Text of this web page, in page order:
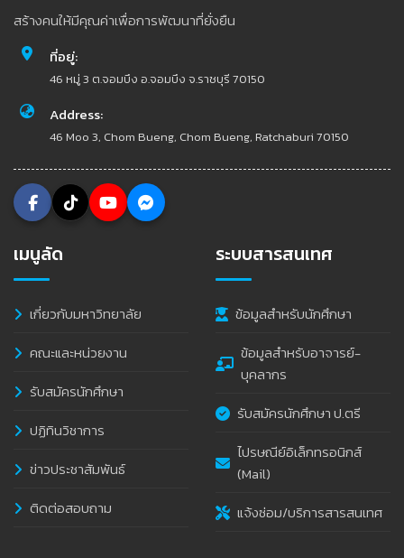
สร้างคนให้มีคุณค่าเพื่อการพัฒนาที่ยั่งยืน
ที่อยู่:
46 หมู่ 3 ต.จอมบึง อ.จอมบึง จ.ราชบุรี 70150
Address:
46 Moo 3, Chom Bueng, Chom Bueng, Ratchaburi 70150
เมนูลัด
เกี่ยวกับมหาวิทยาลัย
คณะและหน่วยงาน
รับสมัครนักศึกษา
ปฏิทินวิชาการ
ข่าวประชาสัมพันธ์
ติดต่อสอบถาม
ระบบสารสนเทศ
ข้อมูลสำหรับนักศึกษา
ข้อมูลสำหรับอาจารย์-
บุคลากร
รับสมัครนักศึกษา ป.ตรี
ไปรษณีย์อิเล็กทรอนิกส์
(Mail)
แจ้งซ่อม/บริการสารสนเทศ